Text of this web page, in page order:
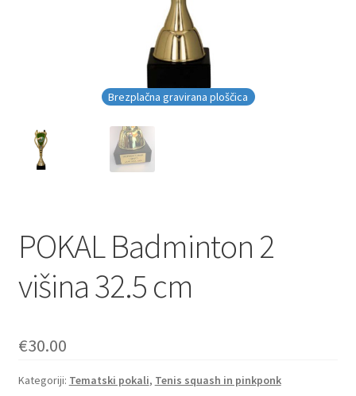
Brezplačna gravirana ploščica
POKAL Badminton 2
višina 32.5 cm
€30.00
Kategoriji: Tematski pokali, Tenis squash in pinkponk